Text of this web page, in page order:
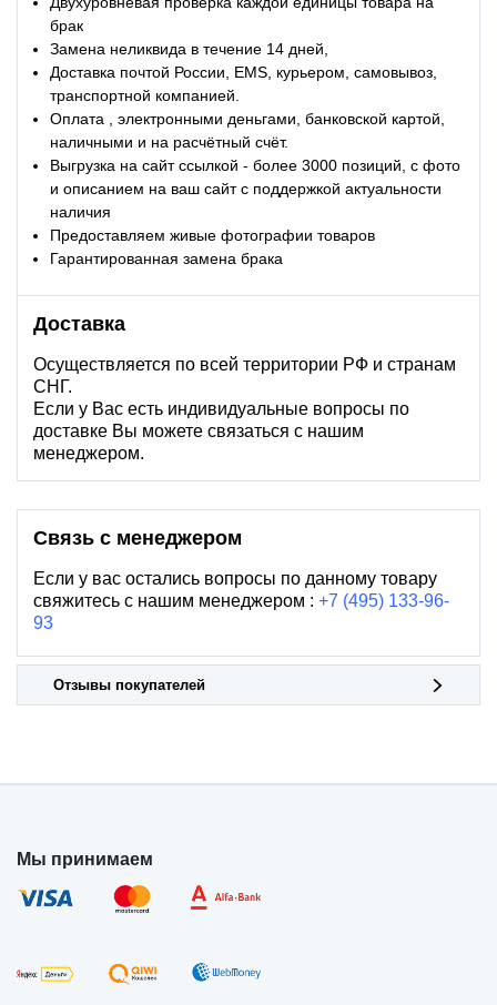
брак
Замена неликвида в течение 14 дней,
Доставка почтой России, EMS, курьером, самовывоз,
транспортной компанией.
Оплата , электронными деньгами, банковской картой,
наличными и на расчётный счёт.
Выгрузка на сайт ссылкой - более 3000 позиций, с фото
и описанием на ваш сайт с поддержкой актуальности
наличия
Предоставляем живые фотографии товаров
Гарантированная замена брака
Доставка
Осуществляется по всей территории РФ и странам
СНГ.
Если у Вас есть индивидуальные вопросы по
доставке Вы можете связаться с нашим
менеджером.
Связь с менеджером
Если у вас остались вопросы по данному товару
свяжитесь с нашим менеджером : +7 (495) 133-96-
93
Отзывы покупателей
Мы принимаем